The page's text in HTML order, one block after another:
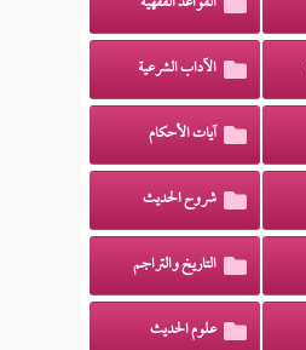
الآداب الشرعية
آيات الأحكام
شروح الحديث
التاريخ والتراجم
علوم الحديث